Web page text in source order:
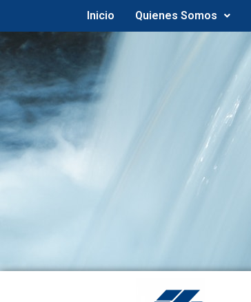
Inicio Quienes Somos